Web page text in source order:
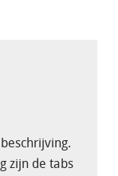
zijn de tabs